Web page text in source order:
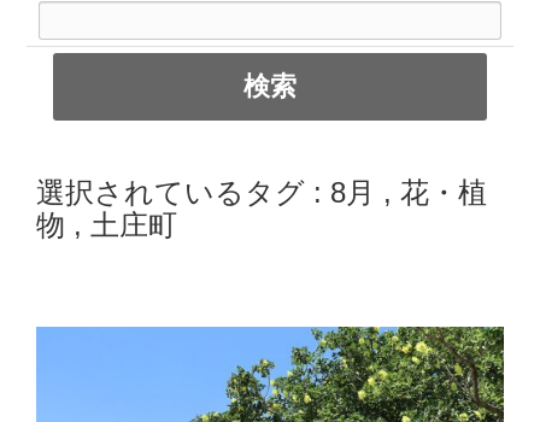
選択されているタグ : 8月 , 花・植
物 , 土庄町